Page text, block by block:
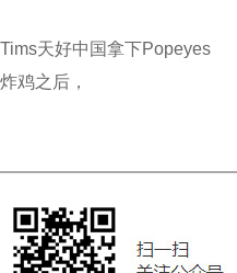
Tims天好中国拿下Popeyes
炸鸡之后，